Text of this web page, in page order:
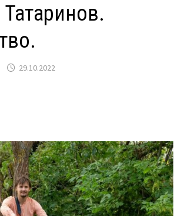
29.10.2022